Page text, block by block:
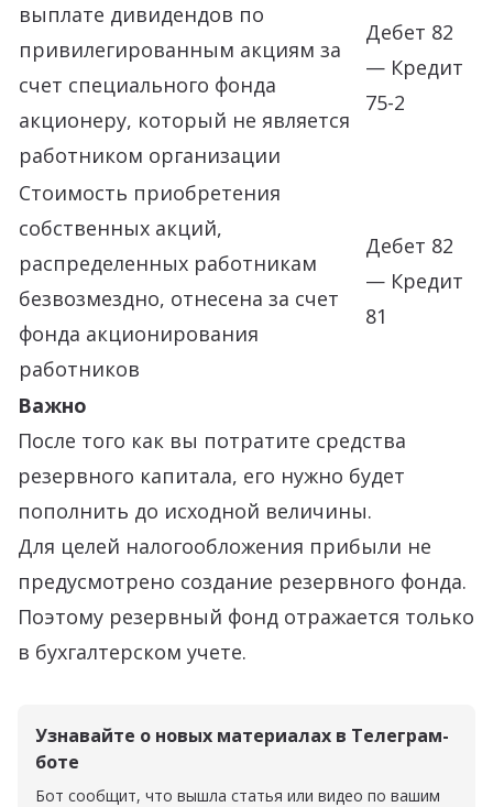
выплате дивидендов по
привилегированным акциям за
счет специального фонда
акционеру, который не является
работником организации
Дебет 82
— Кредит
75-2
Стоимость приобретения
собственных акций,
распределенных работникам
безвозмездно, отнесена за счет
фонда акционирования
работников
Дебет 82
— Кредит
81
Важно
После того как вы потратите средства
резервного капитала, его нужно будет
пополнить до исходной величины.
Для целей налогообложения прибыли не
предусмотрено создание резервного фонда.
Поэтому резервный фонд отражается только
в бухгалтерском учете.
Узнавайте о новых материалах в Телеграм-
боте
Бот сообщит, что вышла статья или видео по вашим